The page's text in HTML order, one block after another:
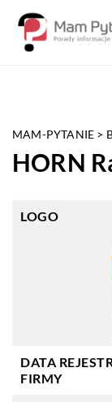
MAM-PYTANIE >
HORN
LOGO
DATA
FIRMY